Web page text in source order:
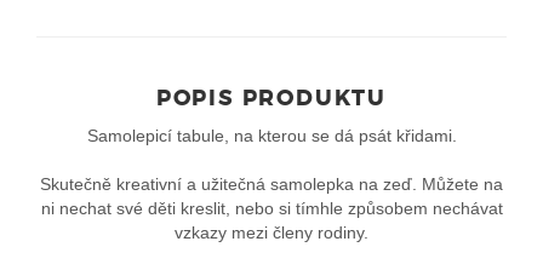
POPIS PRODUKTU
Samolepicí tabule, na kterou se dá psát křidami.
Skutečně kreativní a užitečná samolepka na zeď. Můžete na
ni nechat své děti kreslit, nebo si tímhle způsobem nechávat
vzkazy mezi členy rodiny.